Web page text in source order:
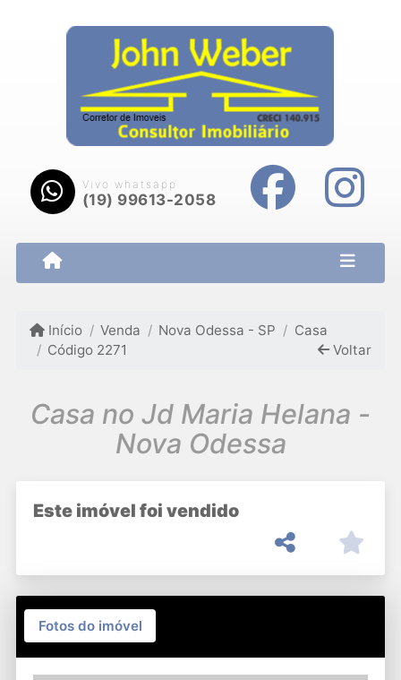
Vivo whatsapp
(19) 99613-2058
Início Venda Nova Odessa - SP
Casa
Código 2271
Voltar
Casa no Jd Maria Helana -
Nova Odessa
Este imóvel foi vendido
Fotos do imóvel